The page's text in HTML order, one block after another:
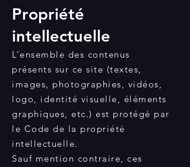
Propriété
intellectuelle
L’ensemble des contenus
présents sur ce site (textes,
images, photographies, vidéos,
logo, identité visuelle, éléments
graphiques, etc.) est protégé par
le Code de la propriété
intellectuelle.
Sauf mention contraire, ces